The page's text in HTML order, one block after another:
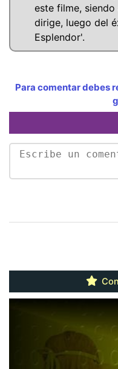
este filme,
dirige, luego del
Esplendor'.
Para comentar debes